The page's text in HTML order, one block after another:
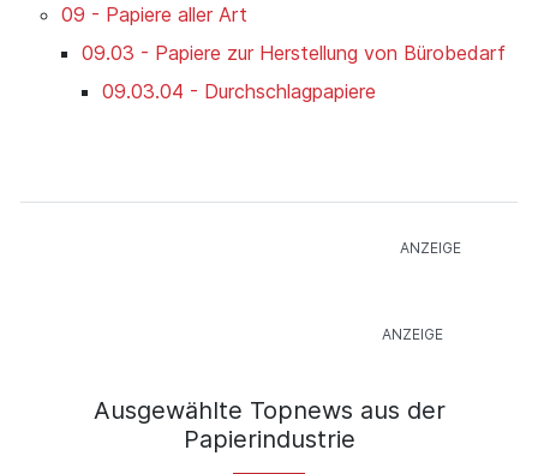
09 - Papiere aller Art
09.03 - Papiere zur Herstellung von Bürobedarf
09.03.04 - Durchschlagpapiere
Ausgewählte Topnews aus der
Papierindustrie